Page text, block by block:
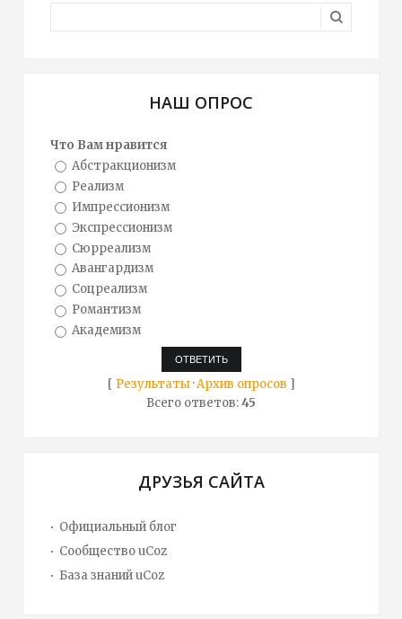
НАШ ОПРОС
Что Вам нравится
Абстракционизм
Реализм
Импрессионизм
Экспрессионизм
Сюрреализм
Авангардизм
Соцреализм
Романтизм
Академизм
[ Результаты·Архив опросов ]
Всего ответов:45
ДРУЗЬЯ САЙТА
Официальный блог
Сообщество uCoz
База знаний uCoz